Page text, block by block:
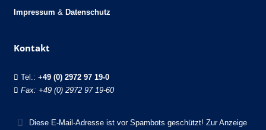
Impressum & Datenschutz
Kontakt
Tel.: +49 (0) 2972 97 19-0
Fax: +49 (0) 2972 97 19-60
Diese E-Mail-Adresse ist vor Spambots geschützt! Zur Anzeige